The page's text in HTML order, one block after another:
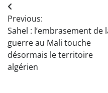
Navigation
de
l’article
Previous:
Sahel : l’embrasement de
guerre au Mali touche
désormais le territoire
algérien